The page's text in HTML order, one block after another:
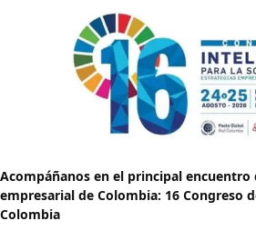
Acompáñanos en el principal encuentro
empresarial de Colombia: 16 Congreso
Colombia